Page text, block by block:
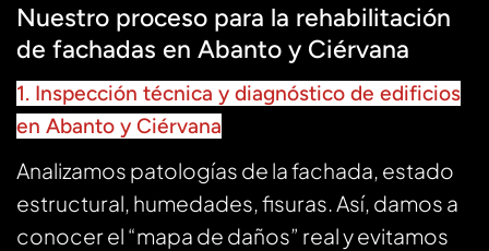
Nuestro proceso para la rehabilitación
de fachadas en Abanto y Ciérvana
1. Inspección técnica y diagnóstico de edificios
en Abanto y Ciérvana
Analizamos patologías de la fachada, estado
estructural, humedades, fisuras. Así, damos a
conocer el “mapa de daños” real y evitamos